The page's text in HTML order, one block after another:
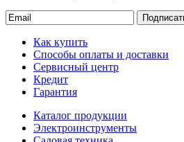
Как купить
Способы оплаты и доставки
Сервисный центр
Кредит
Гарантия
Каталог продукции
Электроинструменты